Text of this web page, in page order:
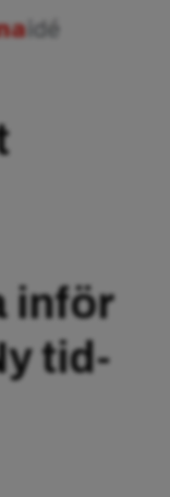
inför
tid-